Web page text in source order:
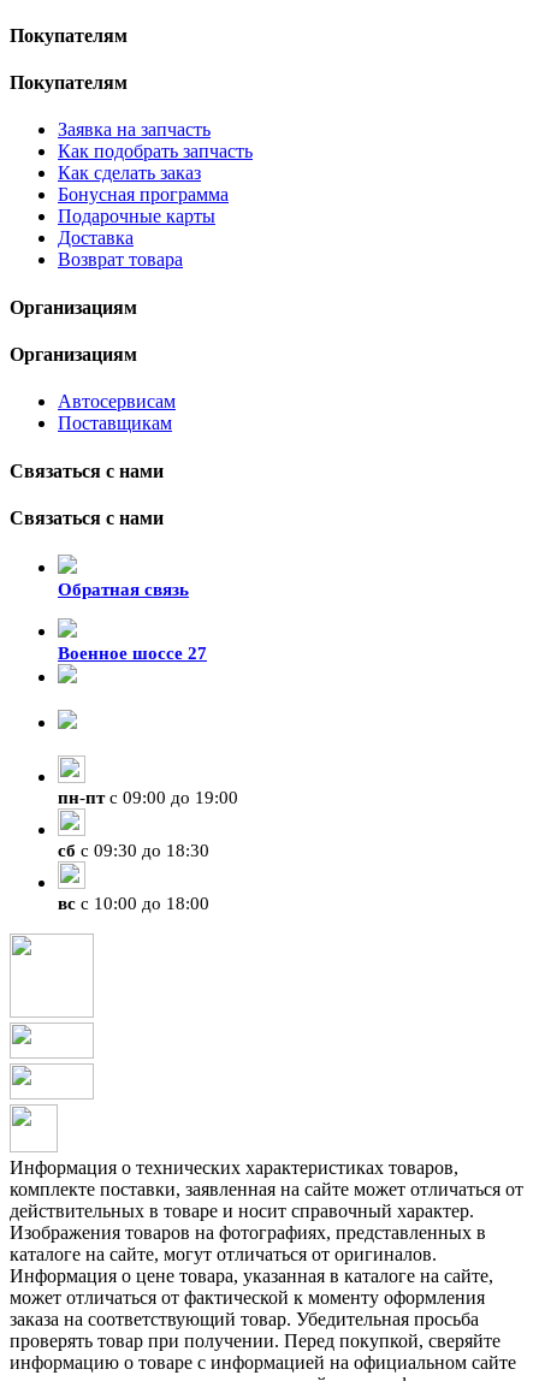
Покупателям
Покупателям
Заявка на запчасть
Как подобрать запчасть
Как сделать заказ
Бонусная программа
Подарочные карты
Доставка
Возврат товара
Организациям
Организациям
Автосервисам
Поставщикам
Связаться с нами
Связаться с нами
Обратная связь
Военное шоссе 27
пн-птс 09:00 до 19:00
сб с 09:30 до 18:30
вс с 10:00 до 18:00
Информация о технических характеристиках товаров,
комплекте поставки, заявленная на сайте может отличаться от
действительных в товаре и носит справочный характер.
Изображения товаров на фотографиях, представленных в
каталоге на сайте, могут отличаться от оригиналов.
Информация о цене товара, указанная в каталоге на сайте,
может отличаться от фактической к моменту оформления
заказа на соответствующий товар. Убедительная просьба
проверять товар при получении. Перед покупкой, сверяйте
информацию о товаре с информацией на официальном сайте